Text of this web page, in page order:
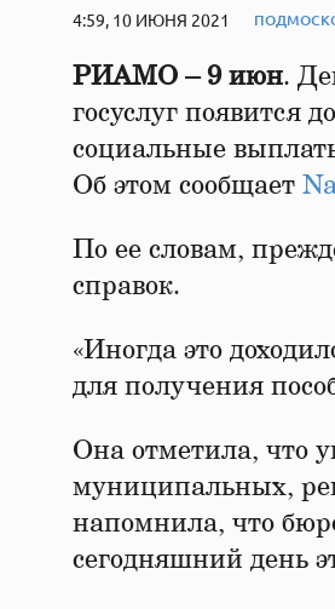
4:59, 10 ИЮНЯ 2021
РИАМО – 9 июн.
госуслуг появится
социальные
Об этом сообщает
По ее словам,
справок.
«Иногда это
для получения
Она отметила, что
муниципальных,
напомнила, что
сегодняшний день